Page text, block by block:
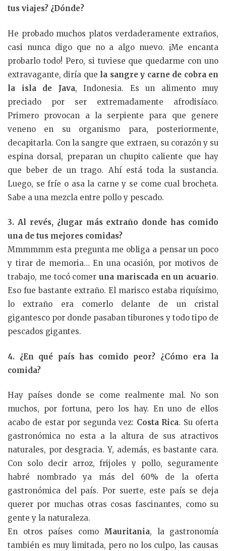
tus viajes? ¿Dónde?
He probado muchos platos verdaderamente extraños,
casi nunca digo que no a algo nuevo. ¡Me encanta
probarlo todo! Pero, si tuviese que quedarme con uno
extravagante, diría que la sangre y carne de cobra en
la isla de Java, Indonesia. Es un alimento muy
preciado por ser extremadamente afrodisíaco.
Primero provocan a la serpiente para que genere
veneno en su organismo para, posteriormente,
decapitarla. Con la sangre que extraen, su corazón y su
espina dorsal, preparan un chupito caliente que hay
que beber de un trago. Ahí está toda la sustancia.
Luego, se fríe o asa la carne y se come cual brocheta.
Sabe a una mezcla entre pollo y pescado.
3. Al revés, ¿lugar más extraño donde has comido
una de tus mejores comidas?
Mmmmmm esta pregunta me obliga a pensar un poco
y tirar de memoria… En una ocasión, por motivos de
trabajo, me tocó comer una mariscada en un acuario.
Eso fue bastante extraño. El marisco estaba riquísimo,
lo extraño era comerlo delante de un cristal
gigantesco por donde pasaban tiburones y todo tipo de
pescados gigantes.
4. ¿En qué país has comido peor? ¿Cómo era la
comida?
Hay países donde se come realmente mal. No son
muchos, por fortuna, pero los hay. En uno de ellos
acabo de estar por segunda vez: Costa Rica. Su oferta
gastronómica no esta a la altura de sus atractivos
naturales, por desgracia. Y, además, es bastante cara.
Con solo decir arroz, frijoles y pollo, seguramente
habré nombrado ya más del 60% de la oferta
gastronómica del país. Por suerte, este país se deja
querer por muchas otras cosas fascinantes, como su
gente y la naturaleza.
En otros países como Mauritania, la gastronomía
también es muy limitada, pero no los culpo, las causas